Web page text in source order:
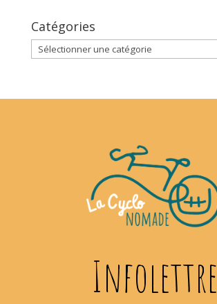
Catégories
Catégories
Infolettre